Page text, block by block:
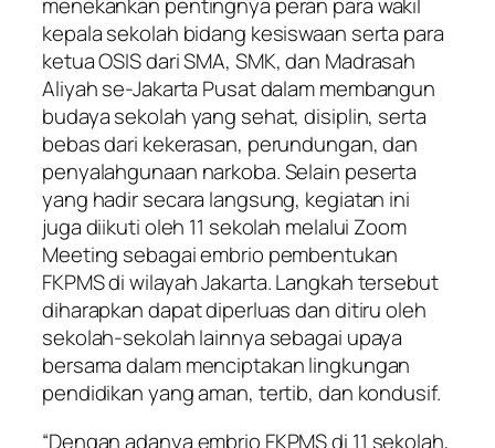
menekankan pentingnya peran para wakil
kepala sekolah bidang kesiswaan serta para
ketua OSIS dari SMA, SMK, dan Madrasah
Aliyah se-Jakarta Pusat dalam membangun
budaya sekolah yang sehat, disiplin, serta
bebas dari kekerasan, perundungan, dan
penyalahgunaan narkoba. Selain peserta
yang hadir secara langsung, kegiatan ini
juga diikuti oleh 11 sekolah melalui Zoom
Meeting sebagai embrio pembentukan
FKPMS di wilayah Jakarta. Langkah tersebut
diharapkan dapat diperluas dan ditiru oleh
sekolah-sekolah lainnya sebagai upaya
bersama dalam menciptakan lingkungan
pendidikan yang aman, tertib, dan kondusif.
“Dengan adanya embrio FKPMS di 11 sekolah,